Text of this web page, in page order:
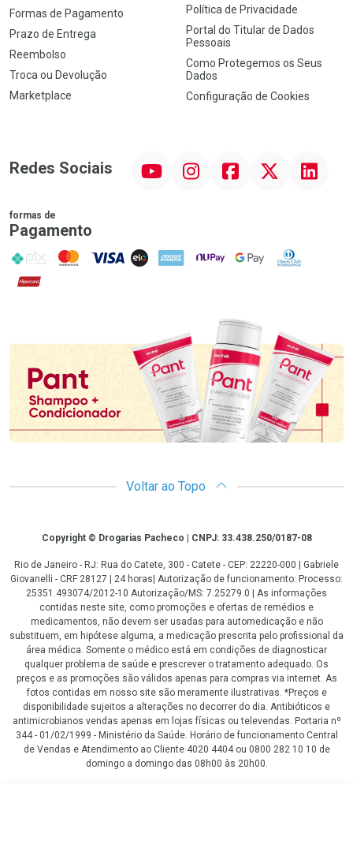
Formas de Pagamento
Prazo de Entrega
Reembolso
Troca ou Devolução
Marketplace
Política de Privacidade
Portal do Titular de Dados
Pessoais
Como Protegemos os Seus
Dados
Configuração de Cookies
Redes Sociais InstagramFacebook Linkedin
formas de
Pagamento
PIX MasterCard
VISA ELO AMEX NuPay Google PayDiners Club
Hipercard
Promoção em Destaque
Voltar ao Topo
CopyrightCopyright © Drogarias Pacheco | CNPJ: 33.438.250/0187-08
Rio de Janeiro - RJ: Rua do Catete, 300 - Catete - CEP: 22220-000 | Gabriele
Giovanelli - CRF 28127 | 24 horas| Autorização de funcionamento: Processo:
25351.493074/2012-10 Autorização/MS: 7.25279.0 | As informações
contidas neste site, como promoções e ofertas de remédios e
medicamentos, não devem ser usadas para automedicação e não
substituem, em hipótese alguma, a medicação prescrita pelo profissional da
área médica. Somente o médico está em condições de diagnosticar
qualquer problema de saúde e prescrever o tratamento adequado. Os
preços e as promoções são válidos apenas para compras via internet. As
fotos contidas em nosso site são meramente ilustrativas. *Preços e
disponibilidade sujeitos a alterações no decorrer do dia. Antibióticos e
antimicrobianos vendas apenas em lojas físicas ou televendas. Portaria nº
344 - 01/02/1999 - Ministério da Saúde. Horário de funcionamento Central
de Vendas e Atendimento ao Cliente 4020 4404 ou 0800 282 10 10 de
domingo a domingo das 08h00 às 20h00.